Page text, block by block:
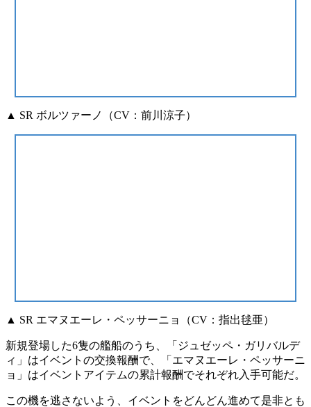
▲ SR ボルツァーノ（CV：前川涼子）
▲ SR エマヌエーレ・ペッサーニョ（CV：指出毬亜）
新規登場した6隻の艦船のうち、
「ジュゼッペ・ガリバルデ
ィ」 はイベントの交換報酬で、
「エマヌエーレ・ペッサーニ
ョ」 はイベントアイテムの累計報酬でそれぞれ入手可能だ。
この機を逃さないよう、イベントをどんどん進めて是非とも